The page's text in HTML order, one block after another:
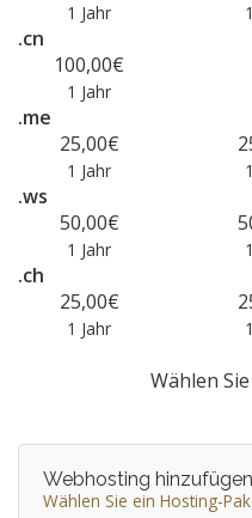
1 Jahr
.cn
100,00€
1 Jahr
.me
25,00€
1 Jahr
.ws
50,00€
1 Jahr
.ch
25,00€
1 Jahr
Wählen
Webhosting hinzufügen
Wählen Sie ein Hosting-